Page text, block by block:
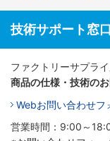
技術サポート窓口
ファクトリーサプラ
商品の仕様・技術の
Webお問い合わせフ
営業時間：9:00～